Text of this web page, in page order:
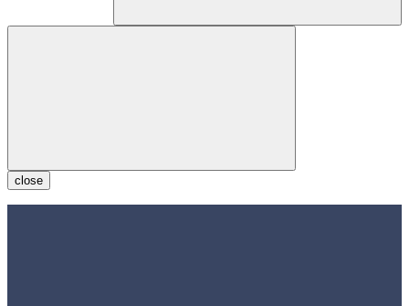
close